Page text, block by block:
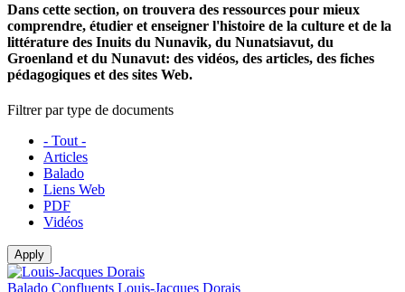
Dans cette section, on trouvera des ressources pour mieux
comprendre, étudier et enseigner l'histoire de la culture et de la
littérature des Inuits du Nunavik, du Nunatsiavut, du
Groenland et du Nunavut: des vidéos, des articles, des fiches
pédagogiques et des sites Web.
Filtrer par type de documents
- Tout -
Articles
Balado
Liens Web
PDF
Vidéos
Apply
Balado Confluents Louis-Jacques Dorais